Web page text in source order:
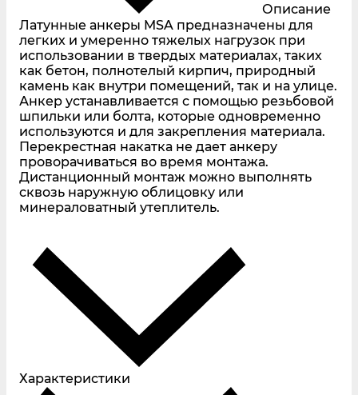
Описание
Латунные анкеры MSA предназначены для
легких и умеренно тяжелых нагрузок при
использовании в твердых материалах, таких
как бетон, полнотелый кирпич, природный
камень как внутри помещений, так и на улице.
Анкер устанавливается с помощью резьбовой
шпильки или болта, которые одновременно
используются и для закрепления материала.
Перекрестная накатка не дает анкеру
проворачиваться во время монтажа.
Дистанционный монтаж можно выполнять
сквозь наружную облицовку или
минераловатный утеплитель.
Характеристики